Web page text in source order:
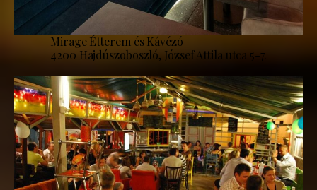
Mirage Étterem és Kávézó
4200 Hajdúszoboszló, József Attila utca 5-7.